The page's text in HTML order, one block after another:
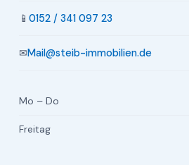
📱 0152 / 341 097 23
✉Mail@steib-immobilien.de
Mo – Do
Freitag